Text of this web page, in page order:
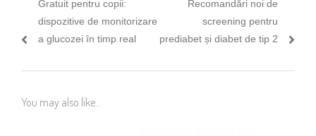
articole
Previous
post:
Gratuit pentru copii:
dispozitive de monitorizare
a glucozei în timp real
Next
post:
Recomandări noi de
screening pentru
prediabet și diabet de tip 2
You may also like...